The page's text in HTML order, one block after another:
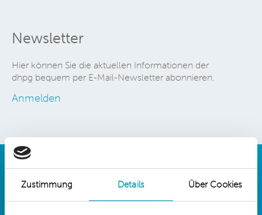
Zustimmung Details Über Cookies
Newsletter
Hier können Sie die aktuellen Informationen der
dhpg bequem per E-Mail-Newsletter abonnieren.
Anmelden